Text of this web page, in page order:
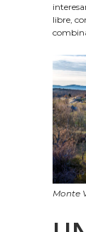
libre,
Monte